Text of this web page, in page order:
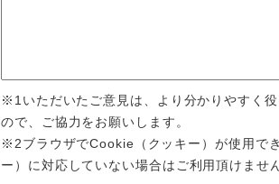
※1いただいたご意見は、より分かりやすく
ので、ご協力をお願いします。
※2ブラウザでCookie（クッキー）が使用で
ー）に対応していない場合はご利用頂けません